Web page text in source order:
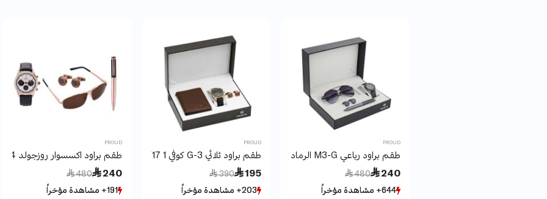
PROUD
طقم براود رباعي M3-G الرمادي 1 Y19
 240
Price reduced from
 480
to
644+ مشاهدة مؤخراً
644+ مشاهدة مؤخراً
PROUD
طقم براود ثلاثي G-3 كوفي 1 Y17
 195
Price reduced from
 390
to
203+ مشاهدة مؤخراً
203+ مشاهدة مؤخراً
PROUD
طقم براود اكسسوار روزجولد 4 قطع
 240
Price reduced from
 480
to
191+ مشاهدة مؤخراً
191+ مشاهدة مؤخراً